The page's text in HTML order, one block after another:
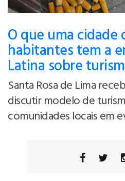
O que uma cidade
habitantes tem a
Latina sobre
Santa Rosa de Lima
discutir modelo de
comunidades locais em